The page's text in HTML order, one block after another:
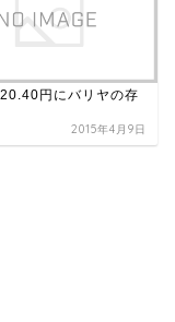
円にバリヤの存
2015年4月9日